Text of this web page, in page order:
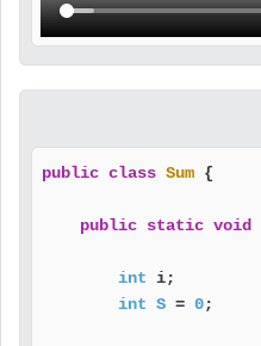
public class Sum {
public static void
int i;
int S = 0;